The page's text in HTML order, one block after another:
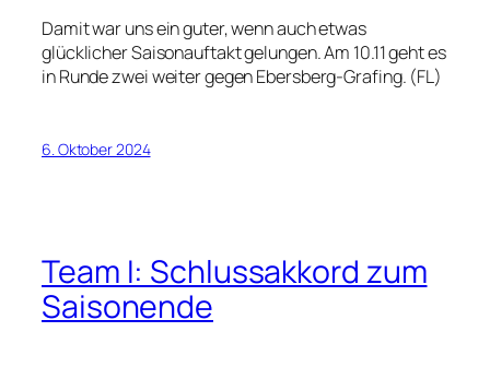
Damit war uns ein guter, wenn auch etwas
glücklicher Saisonauftakt gelungen. Am 10.11 geht es
in Runde zwei weiter gegen Ebersberg-Grafing. (FL)
6. Oktober 2024
Team I: Schlussakkord zum
Saisonende